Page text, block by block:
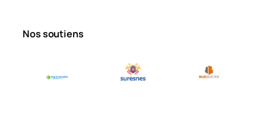
Nos soutiens